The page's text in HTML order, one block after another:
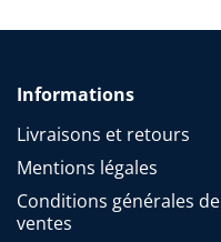
Informations
Livraisons et retours
Mentions légales
Conditions générales de
ventes